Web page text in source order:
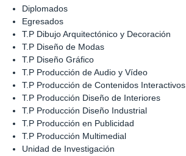
Diplomados
Egresados
T.P Dibujo Arquitectónico y Decoración
T.P Diseño de Modas
T.P Diseño Gráfico
T.P Producción de Audio y Vídeo
T.P Producción de Contenidos Interactivos
T.P Producción Diseño de Interiores
T.P Producción Diseño Industrial
T.P Producción en Publicidad
T.P Producción Multimedial
Unidad de Investigación